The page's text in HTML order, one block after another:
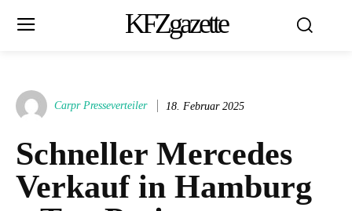
KFZgazette
Carpr Presseverteiler 18. Februar 2025
Schneller Mercedes
Verkauf in Hamburg